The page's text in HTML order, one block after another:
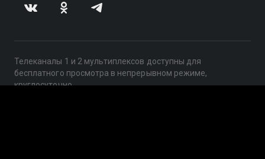
Телеканалы 1 и 2 мультиплексов доступны для
бесплатного просмотра в непрерывном режиме,
круглосуточно.